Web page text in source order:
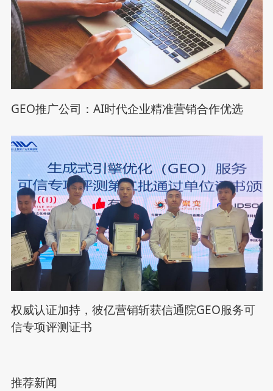
GEO推广公司：AI时代企业精准营销合作优选
权威认证加持，彼亿营销斩获信通院GEO服务可
信专项评测证书
推荐新闻